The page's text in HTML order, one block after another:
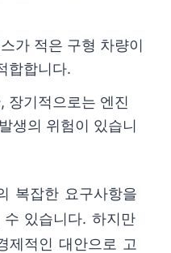
가 적은 구형 차량이
합합니다.
장기적으로는 엔진
생의 위험이 있습니
복잡한 요구사항을
있습니다. 하지만
제적인 대안으로 고